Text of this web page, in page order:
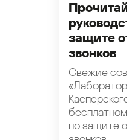
защите
звонков
Свежие
по защите